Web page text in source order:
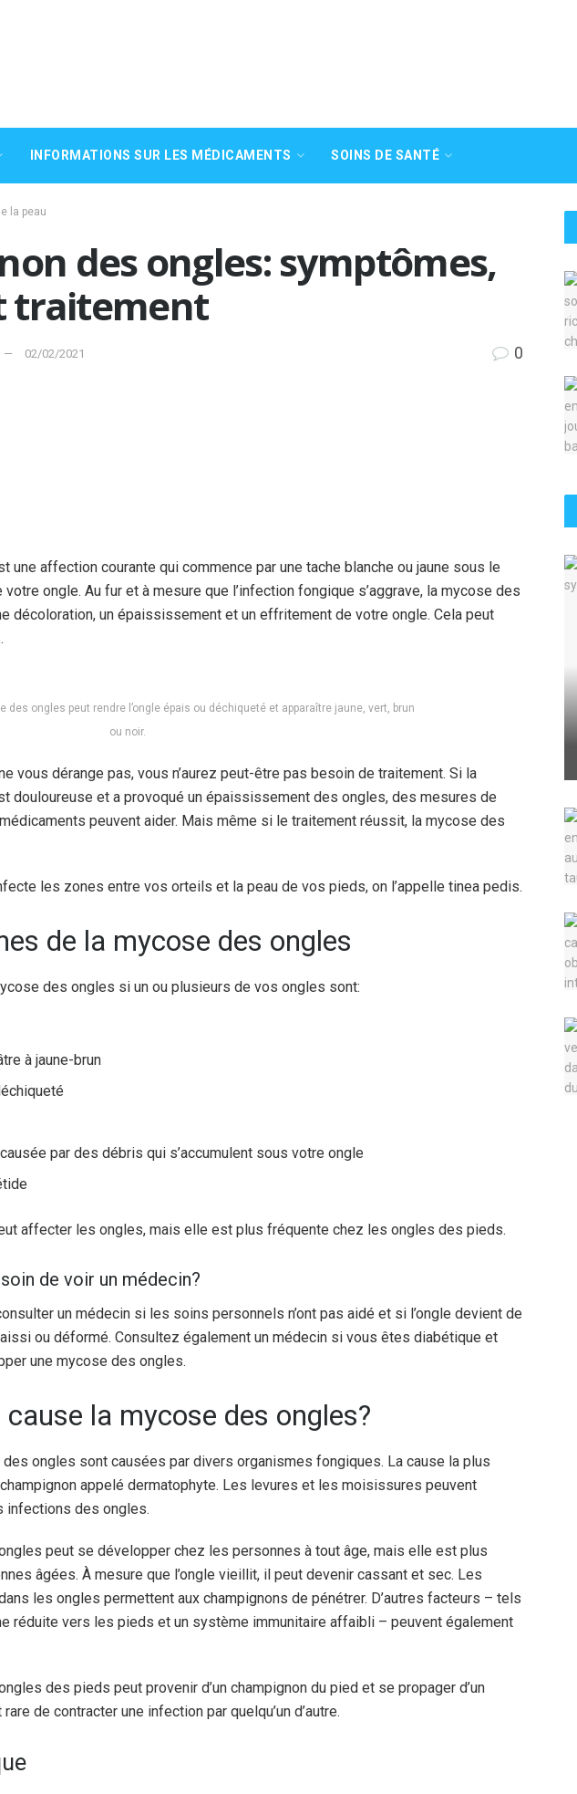
INFORMATIONS SUR LES MÉDICAMENTS SOINS DE SANTÉ
la peau
des ongles: symptômes,
traitement
02/02/2021 0
une affection courante qui commence par une tache blanche ou jaune sous le
ongle. Au fur et à mesure que l’infection fongique s’aggrave, la mycose des
décoloration, un épaississement et un effritement de votre ongle. Cela peut
des ongles peut rendre l’ongle épais ou déchiqueté et apparaître jaune, vert, brun
ou noir.
vous dérange pas, vous n’aurez peut-être pas besoin de traitement. Si la
douloureuse et a provoqué un épaississement des ongles, des mesures de
peuvent aider. Mais même si le traitement réussit, la mycose des
les zones entre vos orteils et la peau de vos pieds, on l’appelle tinea pedis.
de la mycose des ongles
des ongles si un ou plusieurs de vos ongles sont:
à jaune-brun
par des débris qui s’accumulent sous votre ongle
affecter les ongles, mais elle est plus fréquente chez les ongles des pieds.
de voir un médecin?
un médecin si les soins personnels n’ont pas aidé et si l’ongle devient de
ou déformé. Consultez également un médecin si vous êtes diabétique et
une mycose des ongles.
cause la mycose des ongles?
ongles sont causées par divers organismes fongiques. La cause la plus
appelé dermatophyte. Les levures et les moisissures peuvent
infections des ongles.
peut se développer chez les personnes à tout âge, mais elle est plus
âgées. À mesure que l’ongle vieillit, il peut devenir cassant et sec. Les
les ongles permettent aux champignons de pénétrer. D’autres facteurs – tels
réduite vers les pieds et un système immunitaire affaibli – peuvent également
des pieds peut provenir d’un champignon du pied et se propager d’un
de contracter une infection par quelqu’un d’autre.